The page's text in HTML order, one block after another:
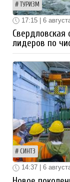
ТУРИЗМ
17:15 | 6
лидеров по
СИНТЗ
14:37 | 6